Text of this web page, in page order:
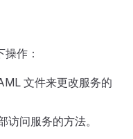
作：
文件来更改服务的
问服务的方法。